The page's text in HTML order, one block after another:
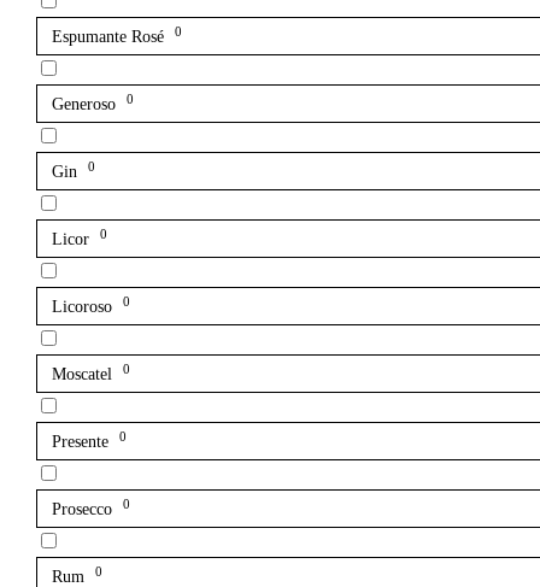
Espumante Rosé 0
Generoso 0
Gin 0
Licor 0
Licoroso 0
Moscatel 0
Presente 0
Prosecco 0
Rum 0